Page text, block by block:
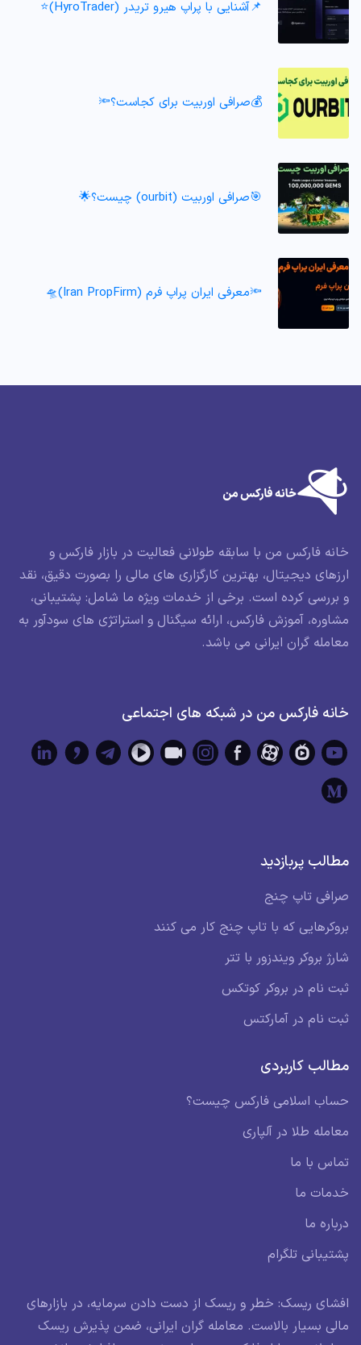
📌آشنایی با پراپ هیرو تریدر (HyroTrader)⭐️
💰صرافی اوربیت برای کجاست؟🔦
🎯صرافی اوربیت (ourbit) چیست؟🌟
🔦معرفی ایران پراپ فرم (Iran PropFirm)🛸
خانه فارکس من با سابقه طولانی فعالیت در بازار فارکس و
ارزهای دیجیتال، بهترین کارگزاری های مالی را بصورت دقیق، نقد
و بررسی کرده است. برخی از خدمات ویژه ما شامل: پشتیبانی،
مشاوره، آموزش فارکس، ارائه سیگنال و استراتژی های سودآور به
معامله گران ایرانی می باشد.
خانه فارکس من در شبکه های اجتماعی
مطالب پربازدید
صرافی تاپ چنج
بروکرهایی که با تاپ چنج کار می کنند
شارژ بروکر ویندزور با تتر
ثبت نام در بروکر کوتکس
ثبت نام در آمارکتس
مطالب کاربردی
حساب اسلامی فارکس چیست؟
معامله طلا در آلپاری
تماس با ما
خدمات ما
درباره ما
پشتیبانی تلگرام
افشای ریسک: خطر و ریسک از دست دادن سرمایه، در بازارهای
مالی بسیار بالاست. معامله گران ایرانی، ضمن پذیرش ریسک